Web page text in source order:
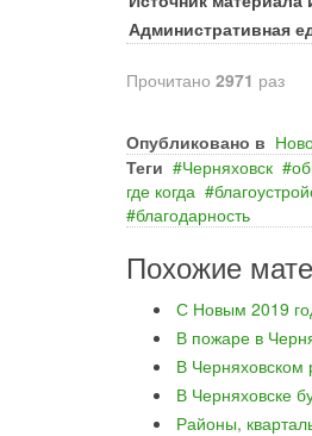
Административная
Прочитано 2971 раз
Опубликовано в
Теги
Черняховск
где когда
благодарность
Похожие
С Новым 2019
В пожаре в
В
В Черняховске
Районы,